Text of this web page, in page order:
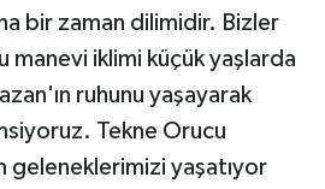
bir zaman dilimidir. Bizler
manevi iklimi küçük yaşlarda
ruhunu yaşayarak
Tekne Orucu
geleneklerimizi yaşatıyor